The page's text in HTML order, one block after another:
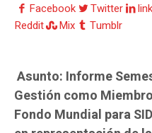
Facebook
Twitter
Reddit
Mix Tumblr
Asunto: Informe
Gestión como
Fondo Mundial para